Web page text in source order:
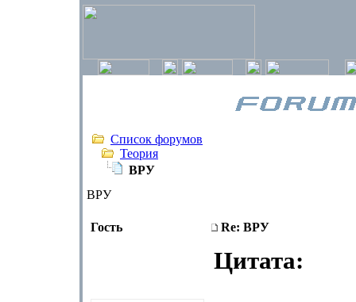
Список форумов
Теория
ВРУ
ВРУ
Гость Re: ВРУ
Цитата: